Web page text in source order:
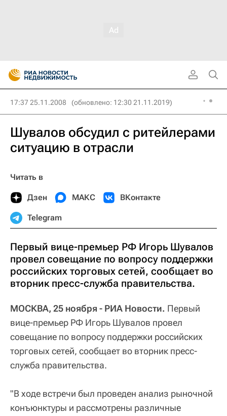
17:37 25.11.2008 (обновлено: 12:30 21.11.2019)
Шувалов обсудил с ритейлерами
ситуацию в отрасли
Читать в
Дзен МАКС ВКонтакте
Telegram
Первый вице-премьер РФ Игорь Шувалов
провел совещание по вопросу поддержки
российских торговых сетей, сообщает во
вторник пресс-служба правительства.
МОСКВА, 25 ноября - РИА Новости. Первый
вице-премьер РФ Игорь Шувалов провел
совещание по вопросу поддержки российских
торговых сетей, сообщает во вторник пресс-
служба правительства.
"В ходе встречи был проведен анализ рыночной
конъюнктуры и рассмотрены различные